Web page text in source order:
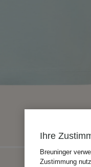
Ihre
Breuninger
Zustimmung